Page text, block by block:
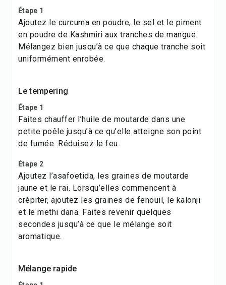
Étape 1
Ajoutez le curcuma en poudre, le sel et le piment
en poudre de Kashmiri aux tranches de mangue.
Mélangez bien jusqu’à ce que chaque tranche soit
uniformément enrobée.
Le tempering
Étape 1
Faites chauffer l’huile de moutarde dans une
petite poêle jusqu’à ce qu’elle atteigne son point
de fumée. Réduisez le feu.
Étape 2
Ajoutez l’asafoetida, les graines de moutarde
jaune et le rai. Lorsqu’elles commencent à
crépiter, ajoutez les graines de fenouil, le kalonji
et le methi dana. Faites revenir quelques
secondes jusqu’à ce que le mélange soit
aromatique.
Mélange rapide